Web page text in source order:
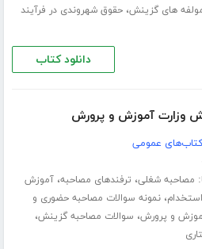
های گزینش،حقوق شهروندی در فرآیند
دانلود کتاب
وزارت آموزش و پرورش
عمومی
مصاحبه شغلی، ترفندهای مصاحبه،آموزش
استخدام،نمونه سوالات مصاحبه حضوری و
و پرورش، سوالات مصاحبه گزینش،